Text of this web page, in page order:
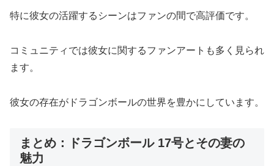
特に彼女の活躍するシーンはファンの間で高評価です。
コミュニティでは彼女に関するファンアートも多く見られ
ます。
彼女の存在がドラゴンボールの世界を豊かにしています。
まとめ：ドラゴンボール 17号とその妻の
魅力